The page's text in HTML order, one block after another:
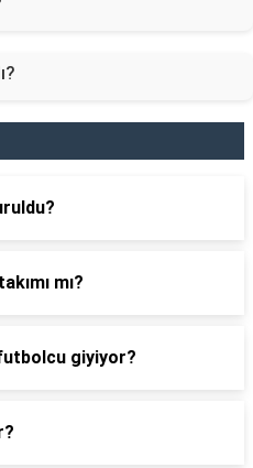
mı?
giyiyor?